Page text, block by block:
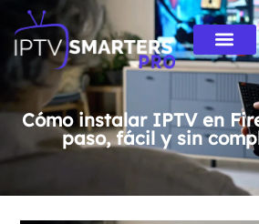
Cómo instalar IPTV en
paso, fácil y sin